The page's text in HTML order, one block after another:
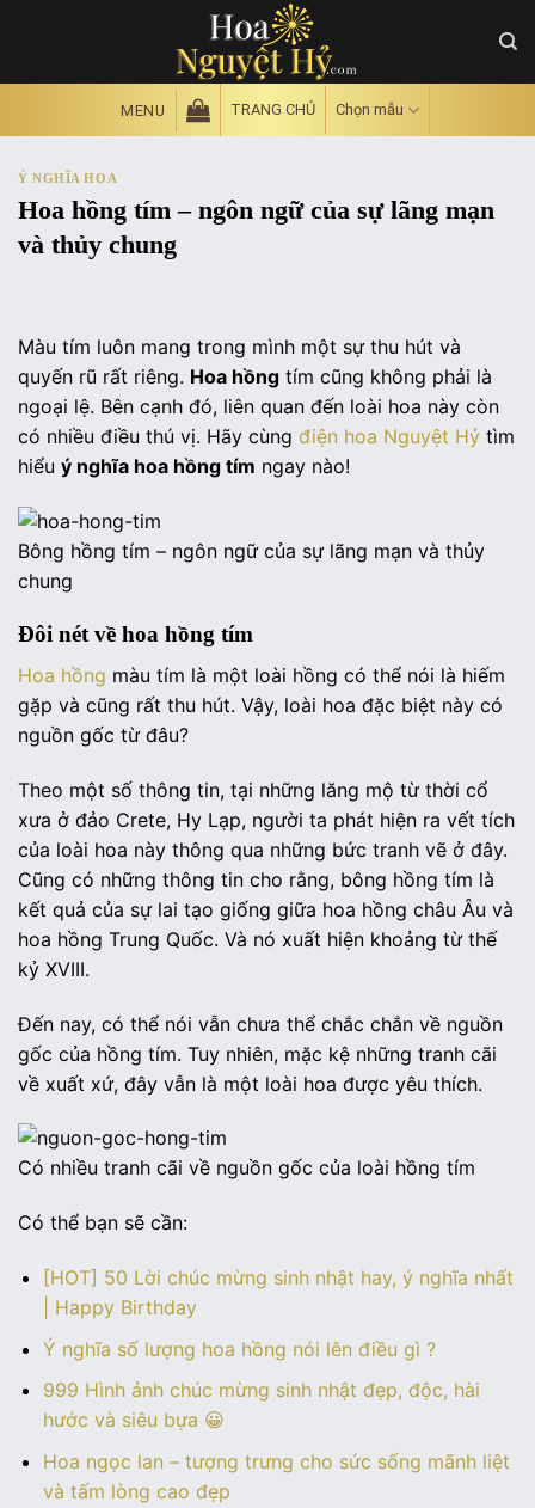
MENU TRANG CHỦ Chọn mẫu
Ý NGHĨA HOA
Hoa hồng tím – ngôn ngữ của sự lãng mạn
và thủy chung
Màu tím luôn mang trong mình một sự thu hút và
quyến rũ rất riêng. Hoa hồng tím cũng không phải là
ngoại lệ. Bên cạnh đó, liên quan đến loài hoa này còn
có nhiều điều thú vị. Hãy cùng điện hoa Nguyệt Hỷ tìm
hiểu ý nghĩa hoa hồng tím ngay nào!
Bông hồng tím – ngôn ngữ của sự lãng mạn và thủy
chung
Đôi nét về hoa hồng tím
Hoa hồng màu tím là một loài hồng có thể nói là hiếm
gặp và cũng rất thu hút. Vậy, loài hoa đặc biệt này có
nguồn gốc từ đâu?
Theo một số thông tin, tại những lăng mộ từ thời cổ
xưa ở đảo Crete, Hy Lạp, người ta phát hiện ra vết tích
của loài hoa này thông qua những bức tranh vẽ ở đây.
Cũng có những thông tin cho rằng, bông hồng tím là
kết quả của sự lai tạo giống giữa hoa hồng châu Âu và
hoa hồng Trung Quốc. Và nó xuất hiện khoảng từ thế
kỷ XVIII.
Đến nay, có thể nói vẫn chưa thể chắc chắn về nguồn
gốc của hồng tím. Tuy nhiên, mặc kệ những tranh cãi
về xuất xứ, đây vẫn là một loài hoa được yêu thích.
Có nhiều tranh cãi về nguồn gốc của loài hồng tím
Có thể bạn sẽ cần:
[HOT] 50 Lời chúc mừng sinh nhật hay, ý nghĩa nhất
| Happy Birthday
Ý nghĩa số lượng hoa hồng nói lên điều gì ?
999 Hình ảnh chúc mừng sinh nhật đẹp, độc, hài
hước và siêu bựa 😀
Hoa ngọc lan – tượng trưng cho sức sống mãnh liệt
và tấm lòng cao đẹp